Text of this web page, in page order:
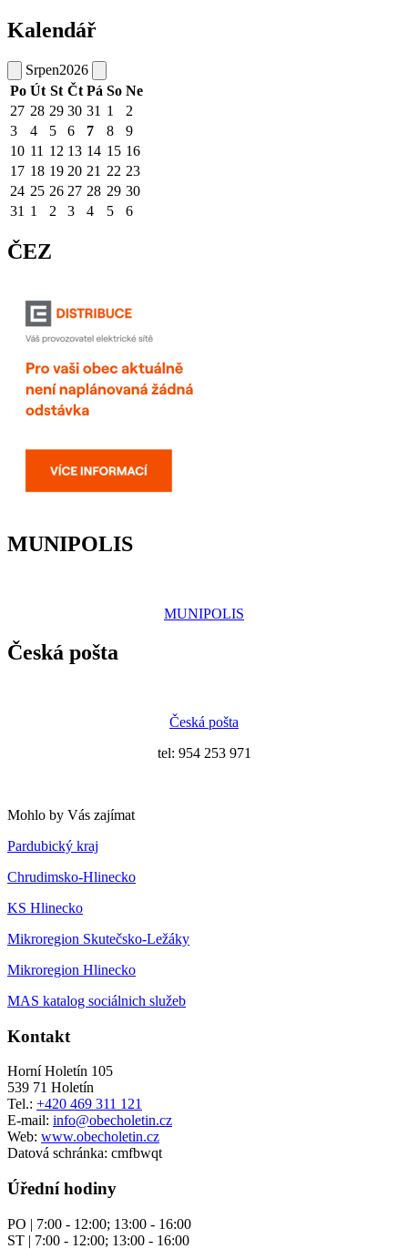
Kalendář
Srpen2026
Po Út St Čt Pá So Ne
27 28 29 30 31 1
2
3
4 5 6 7 8
9
10 11 12 13 14 15 16
17 18 19 20 21 22 23
24 25 26 27 28 29 30
31 1 2 3 4 5 6
ČEZ
MUNIPOLIS
MUNIPOLIS
Česká pošta
Česká pošta
tel: 954 253 971
Mohlo by Vás zajímat
Pardubický kraj
Chrudimsko-Hlinecko
KS Hlinecko
Mikroregion Skutečsko-Ležáky
Mikroregion Hlinecko
MAS katalog sociálnich služeb
Kontakt
Horní Holetín 105
539 71 Holetín
Tel.: +420 469 311 121
E-mail: info@obecholetin.cz
Web: www.obecholetin.cz
Datová schránka: cmfbwqt
Úřední hodiny
PO | 7:00 - 12:00; 13:00 - 16:00
ST | 7:00 - 12:00; 13:00 - 16:00